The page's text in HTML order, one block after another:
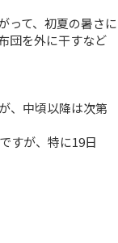
って、初夏の暑さに
団を外に干すなど
、中頃以降は次第
すが、特に19日